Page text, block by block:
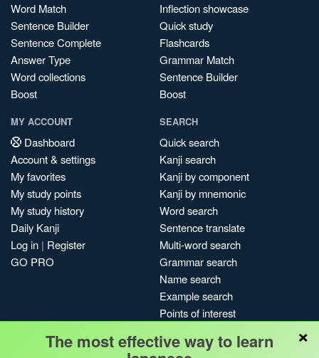
Word Match
Sentence Builder
Sentence Complete
Answer Type
Word collections
Boost
Inflection showcase
Quick study
Flashcards
Grammar Match
Sentence Builder
Boost
MY ACCOUNT
Dashboard
Account & settings
My favorites
My study points
My study history
Daily Kanji
Log in | Register
GO PRO
SEARCH
Quick search
Kanji search
Kanji by component
Kanji by mnemonic
Word search
Sentence translate
Multi-word search
Grammar search
Name search
Example search
Points of interest
My search history
×
The most effective way to learn